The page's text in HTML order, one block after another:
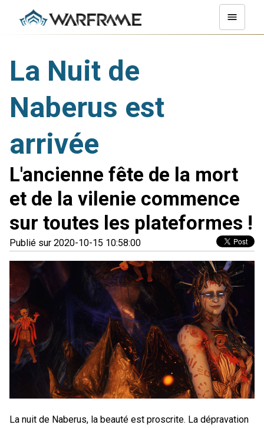
La Nuit de
Naberus est
arrivée
L'ancienne fête de la mort
et de la vilenie commence
sur toutes les plateformes !
Publié sur 2020-10-15 10:58:00
La nuit de Naberus, la beauté est proscrite. La dépravation